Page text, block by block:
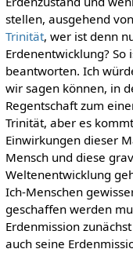
stellen, ausgehend
Trinität, wer ist denn
Erdenentwicklung? So
beantworten. Ich
wir sagen können, in
Regentschaft zum
Trinität, aber es
Einwirkungen dieser
Mensch und diese
Weltenentwicklung
Ich-Menschen
geschaffen werden
Erdenmission
auch seine